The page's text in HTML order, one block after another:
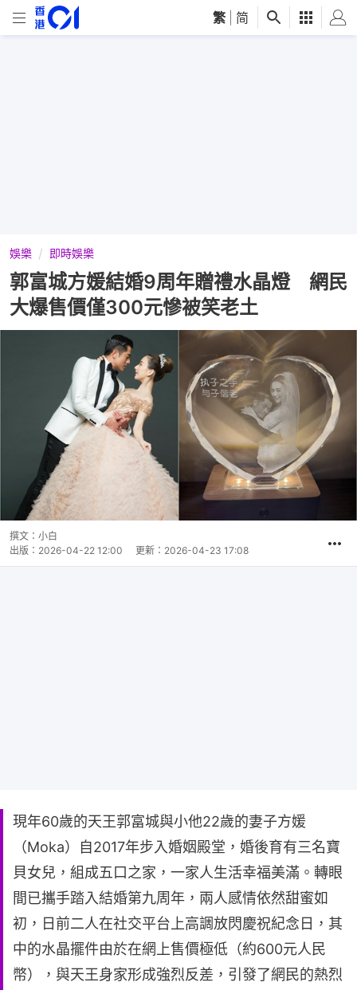
繁 简
娛樂 即時娛樂
郭富城方媛結婚9周年贈禮水晶燈 網民
大爆售價僅300元慘被笑老土
撰文： 小白
出版： 2026-04-22 12:00 更新： 2026-04-23 17:08
現年60歲的天王郭富城與小他22歲的妻子方媛
（Moka）自2017年步入婚姻殿堂，婚後育有三名寶
貝女兒，組成五口之家，一家人生活幸福美滿。轉眼
間已攜手踏入結婚第九周年，兩人感情依然甜蜜如
初，日前二人在社交平台上高調放閃慶祝紀念日，其
中的水晶擺件由於在網上售價極低（約600元人民
幣），與天王身家形成強烈反差，引發了網民的熱烈